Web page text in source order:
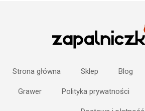
Strona główna Sklep Blog
Grawer Polityka prywatności